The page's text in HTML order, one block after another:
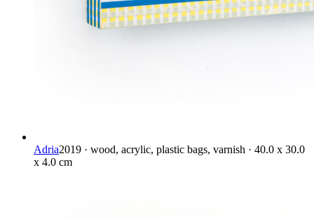
Adria2019 · wood, acrylic, plastic bags, varnish · 40.0 x 30.0
x 4.0 cm